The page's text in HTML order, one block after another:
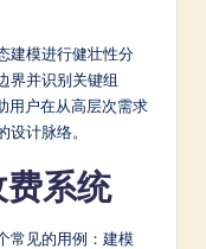
建模进行健壮性分
界并识别关键组
用户在从高层次需求
计脉络。
系统
常见的用例：建模